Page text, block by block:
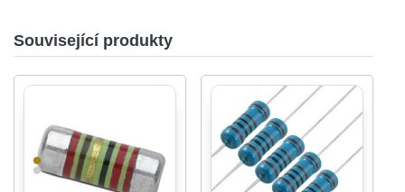
Související produkty